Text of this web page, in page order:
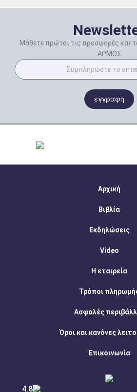
Μάθετε πρώτοι τις προσφορές και
ΑΡΜΟΣ
εγγραφη
4.8
Αρχική
Βιβλία
Εκδηλώσεις
Video
Η εταιρεία
Τρόποι
Ασφαλές
Όροι και κανόνες
Επικοινωνία